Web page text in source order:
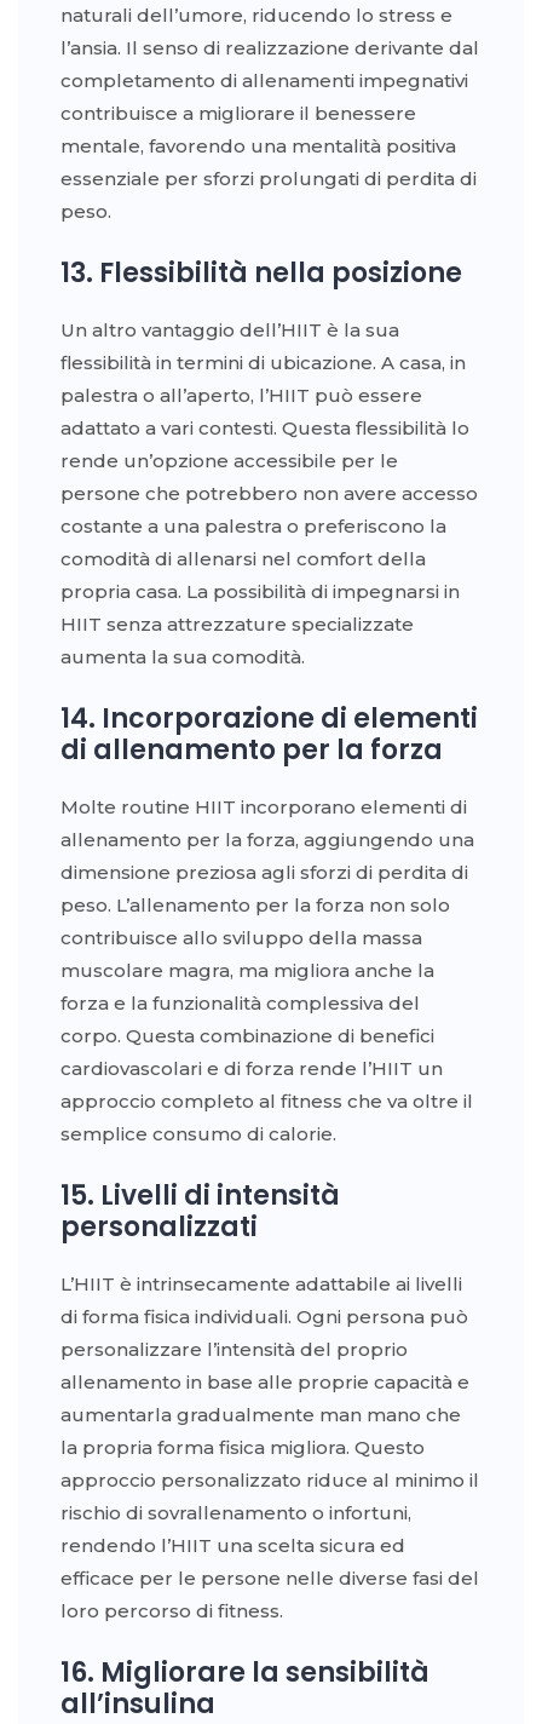
naturali dell’umore, riducendo lo stress e
l’ansia. Il senso di realizzazione derivante dal
completamento di allenamenti impegnativi
contribuisce a migliorare il benessere
mentale, favorendo una mentalità positiva
essenziale per sforzi prolungati di perdita di
peso.
13. Flessibilità nella posizione
Un altro vantaggio dell’HIIT è la sua
flessibilità in termini di ubicazione. A casa, in
palestra o all’aperto, l’HIIT può essere
adattato a vari contesti. Questa flessibilità lo
rende un’opzione accessibile per le
persone che potrebbero non avere accesso
costante a una palestra o preferiscono la
comodità di allenarsi nel comfort della
propria casa. La possibilità di impegnarsi in
HIIT senza attrezzature specializzate
aumenta la sua comodità.
14. Incorporazione di elementi
di allenamento per la forza
Molte routine HIIT incorporano elementi di
allenamento per la forza, aggiungendo una
dimensione preziosa agli sforzi di perdita di
peso. L’allenamento per la forza non solo
contribuisce allo sviluppo della massa
muscolare magra, ma migliora anche la
forza e la funzionalità complessiva del
corpo. Questa combinazione di benefici
cardiovascolari e di forza rende l’HIIT un
approccio completo al fitness che va oltre il
semplice consumo di calorie.
15. Livelli di intensità
personalizzati
L’HIIT è intrinsecamente adattabile ai livelli
di forma fisica individuali. Ogni persona può
personalizzare l’intensità del proprio
allenamento in base alle proprie capacità e
aumentarla gradualmente man mano che
la propria forma fisica migliora. Questo
approccio personalizzato riduce al minimo il
rischio di sovrallenamento o infortuni,
rendendo l’HIIT una scelta sicura ed
efficace per le persone nelle diverse fasi del
loro percorso di fitness.
16. Migliorare la sensibilità
all’insulina